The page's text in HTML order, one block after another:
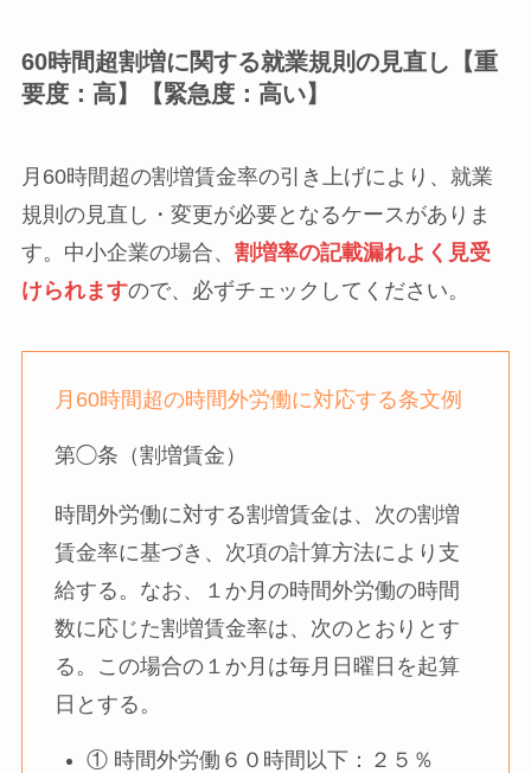
60時間超割増に関する就業規則の見直し【重
要度：高】【緊急度：高い】
月60時間超の割増賃金率の引き上げにより、就業
規則の見直し・変更が必要となるケースがありま
す。中小企業の場合、 割増率の記載漏れよく見受
けられますので、必ずチェックしてください。
月60時間超の時間外労働に対応する条文例
第◯条（割増賃金）
時間外労働に対する割増賃金は、次の割増
賃金率に基づき、次項の計算方法により支
給する。なお、１か月の時間外労働の時間
数に応じた割増賃金率は、次のとおりとす
る。この場合の１か月は毎月日曜日を起算
日とする。
① 時間外労働６０時間以下：２５％